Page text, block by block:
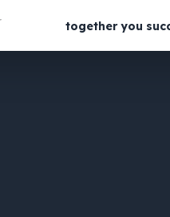
together you